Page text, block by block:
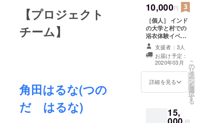
【プロジェクト
チーム】
角田はるな(つの
だ はるな)
界にお
いて、
ガン
ディー
の存在
意義が
ますま
す重要
になっ
現状に
ついて
日時
10,000円
［個人］ インド
の大学と村での
浴衣体験イベン
トの協賛スポン
サーとしてお名
前を記載しま
す。活動レポー
トとお礼のお手
紙をお送りいた
支援者：3人
お届け予定：
2020年03月
詳細を見る
こ
の
リ
タ
ー
ン
を
選
択
す
る
15,
円